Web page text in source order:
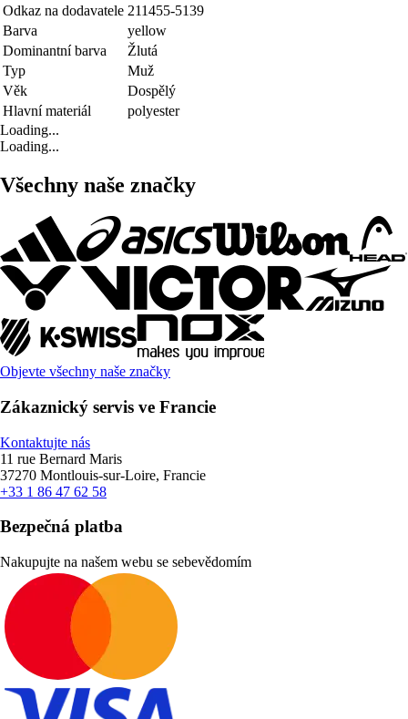
Odkaz na dodavatele 211455-5139
Barva
yellow
Dominantní barva
Žlutá
Typ
Muž
Věk
Dospělý
Hlavní materiál
polyester
Loading...
Loading...
Všechny naše značky
Objevte všechny naše značky
Zákaznický servis ve Francie
Kontaktujte nás
11 rue Bernard Maris
37270 Montlouis-sur-Loire, Francie
+33 1 86 47 62 58
Bezpečná platba
Nakupujte na našem webu se sebevědomím